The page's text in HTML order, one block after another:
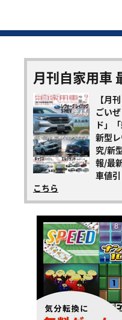
月刊自家用車
【月
ごい
ド」
新型
究/新
報/最
車値
こちら